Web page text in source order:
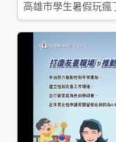
高雄市學生暑假玩瘋